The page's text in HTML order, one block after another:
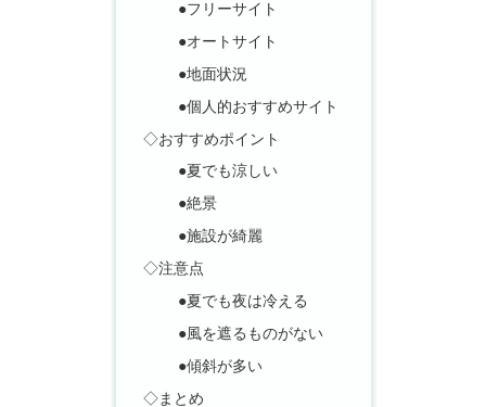
●フリーサイト
●オートサイト
●地面状況
●個人的おすすめサイト
◇おすすめポイント
●夏でも涼しい
●絶景
●施設が綺麗
◇注意点
●夏でも夜は冷える
●風を遮るものがない
●傾斜が多い
◇まとめ